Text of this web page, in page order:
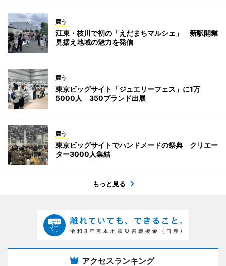
買う
江東・枝川で初の「えだまちマルシェ」 新駅開業
見据え地域の魅力を発信
買う
東京ビッグサイト「ジュエリーフェス」に1万
5000人 350ブランド出展
買う
東京ビッグサイトでハンドメードの祭典 クリエー
ター3000人集結
もっと見る
アクセスランキング